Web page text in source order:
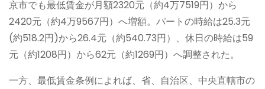
京市でも最低賃金が月額2320元（約4万7519円）から
2420元（約4万9567円）へ増額。パートの時給は25.3元
(約518.2円)から26.4元（約540.73円）、休日の時給は59
元（約1208円）から62元（約1269円）へ調整された。
一方、最低賃金条例によれば、省、自治区、中央直轄市の